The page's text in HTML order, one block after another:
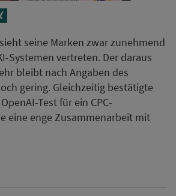
seine Marken zwar zunehmend
Systemen vertreten. Der daraus
bleibt nach Angaben des
gering. Gleichzeitig bestätigte
Test für ein CPC-
eine enge Zusammenarbeit mit